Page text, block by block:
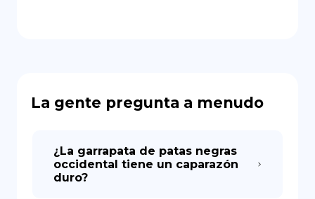
La gente pregunta a menudo
¿La garrapata de patas negras
occidental tiene un caparazón
duro?